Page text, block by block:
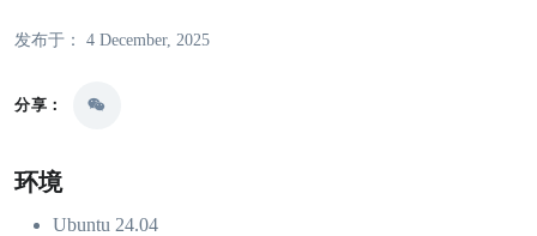
发布于： 4 December, 2025
分享：
环境
Ubuntu 24.04